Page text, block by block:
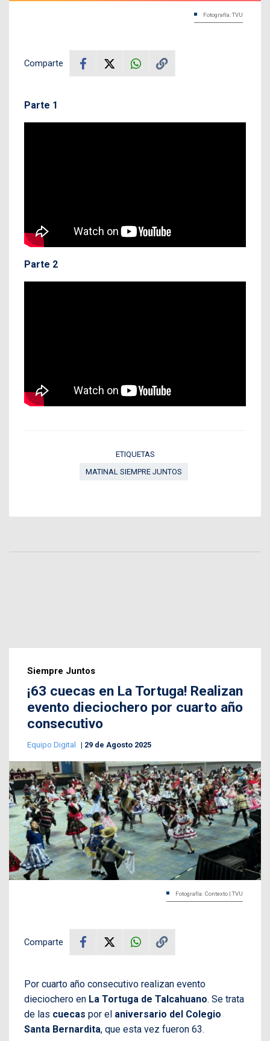
Fotografía: TVU
Comparte
Parte 1
Parte 2
ETIQUETAS
MATINAL SIEMPRE JUNTOS
Siempre Juntos
¡63 cuecas en La Tortuga! Realizan
evento dieciochero por cuarto año
consecutivo
Equipo Digital 29 de Agosto 2025
Fotografía: Contexto | TVU
Comparte
Por cuarto año consecutivo realizan evento
dieciochero en La Tortuga de Talcahuano. Se trata
de las cuecas por el aniversario del Colegio
Santa Bernardita, que esta vez fueron 63.